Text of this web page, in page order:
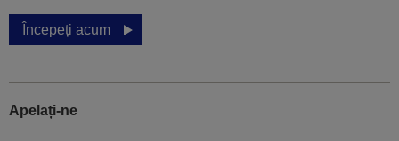
Începeți acum
Apelați-ne